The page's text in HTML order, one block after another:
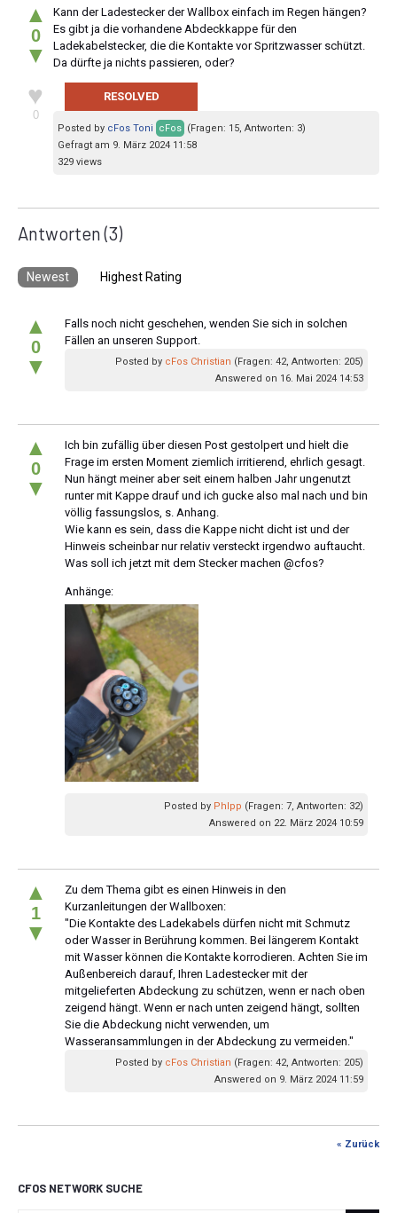
▲
0
▼
♥
0
Kann der Ladestecker der Wallbox einfach im Regen hängen?
Es gibt ja die vorhandene Abdeckkappe für den
Ladekabelstecker, die die Kontakte vor Spritzwasser schützt.
Da dürfte ja nichts passieren, oder?
RESOLVED
Posted by cFos Toni cFos (Fragen: 15, Antworten: 3)
Gefragt am 9. März 2024 11:58
329 views
Antworten(3)
Newest Highest Rating
▲
0
▼
Falls noch nicht geschehen, wenden Sie sich in solchen
Fällen an unseren Support.
Posted by cFos Christian (Fragen: 42, Antworten: 205)
Answered on 16. Mai 2024 14:53
▲
0
▼
Ich bin zufällig über diesen Post gestolpert und hielt die
Frage im ersten Moment ziemlich irritierend, ehrlich gesagt.
Nun hängt meiner aber seit einem halben Jahr ungenutzt
runter mit Kappe drauf und ich gucke also mal nach und bin
völlig fassungslos, s. Anhang.
Wie kann es sein, dass die Kappe nicht dicht ist und der
Hinweis scheinbar nur relativ versteckt irgendwo auftaucht.
Was soll ich jetzt mit dem Stecker machen @cfos?
Anhänge:
Posted by Phlpp (Fragen: 7, Antworten: 32)
Answered on 22. März 2024 10:59
▲
1
▼
Zu dem Thema gibt es einen Hinweis in den
Kurzanleitungen der Wallboxen:
"Die Kontakte des Ladekabels dürfen nicht mit Schmutz
oder Wasser in Berührung kommen. Bei längerem Kontakt
mit Wasser können die Kontakte korrodieren. Achten Sie im
Außenbereich darauf, Ihren Ladestecker mit der
mitgelieferten Abdeckung zu schützen, wenn er nach oben
zeigend hängt. Wenn er nach unten zeigend hängt, sollten
Sie die Abdeckung nicht verwenden, um
Wasseransammlungen in der Abdeckung zu vermeiden."
Posted by cFos Christian (Fragen: 42, Antworten: 205)
Answered on 9. März 2024 11:59
« Zurück
CFOS NETWORK SUCHE